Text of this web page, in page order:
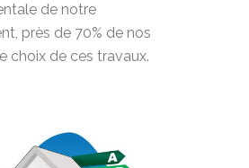
de notre
près de 70% de nos
choix de ces travaux.